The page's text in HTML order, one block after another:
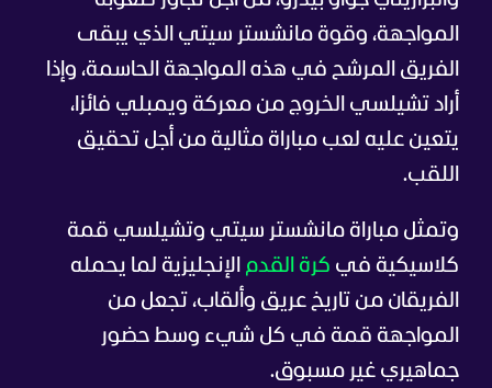
المواجهة، وقوة مانشستر سيتي الذي يبقى
الفريق المرشح في هذه المواجهة الحاسمة، وإذا
أراد تشيلسي الخروج من معركة ويمبلي فائزا،
يتعين عليه لعب مباراة مثالية من أجل تحقيق
اللقب.
وتمثل مباراة مانشستر سيتي وتشيلسي قمة
كلاسيكية في كرة القدم الإنجليزية لما يحمله
الفريقان من تاريخ عريق وألقاب، تجعل من
المواجهة قمة في كل شيء وسط حضور
جماهيري غير مسبوق.